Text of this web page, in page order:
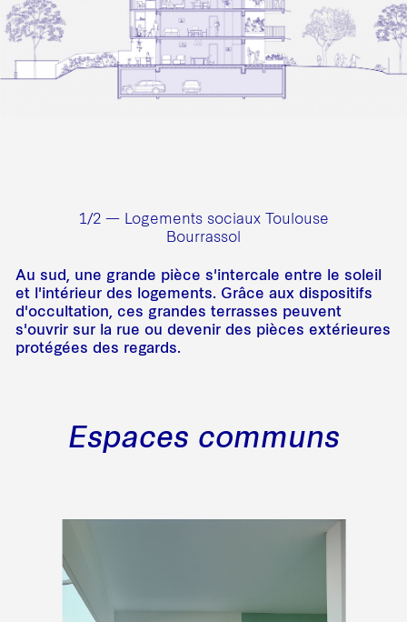
1/2 — Logements sociaux Toulouse
Bourrassol
Au sud, une grande pièce s'intercale entre le soleil
et l'intérieur des logements. Grâce aux dispositifs
d'occultation, ces grandes terrasses peuvent
s'ouvrir sur la rue ou devenir des pièces extérieures
protégées des regards.
Espaces communs